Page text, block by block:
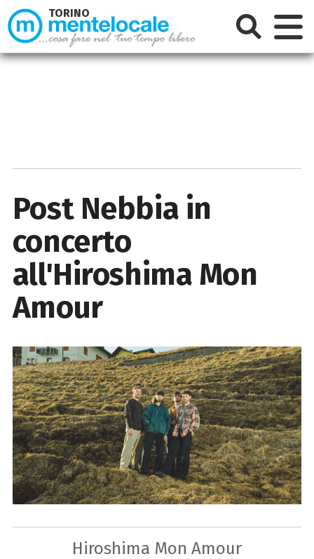
Post Nebbia in
concerto
all'Hiroshima Mon
Amour
Hiroshima Mon Amour
TORINO